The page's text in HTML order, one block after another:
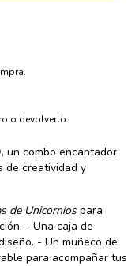
o devolverlo.
, un combo encantador
de creatividad y
de Unicorniospara
- Una caja de
- Un muñeco de
para acompañar tus